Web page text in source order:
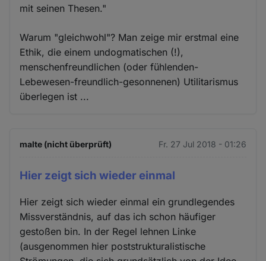
mit seinen Thesen."
Warum "gleichwohl"? Man zeige mir erstmal eine
Ethik, die einem undogmatischen (!),
menschenfreundlichen (oder fühlenden-
Lebewesen-freundlich-gesonnenen) Utilitarismus
überlegen ist ...
malte (nicht überprüft) Fr. 27 Jul 2018 - 01:26
Hier zeigt sich wieder einmal
Hier zeigt sich wieder einmal ein grundlegendes
Missverständnis, auf das ich schon häufiger
gestoßen bin. In der Regel lehnen Linke
(ausgenommen hier poststrukturalistische